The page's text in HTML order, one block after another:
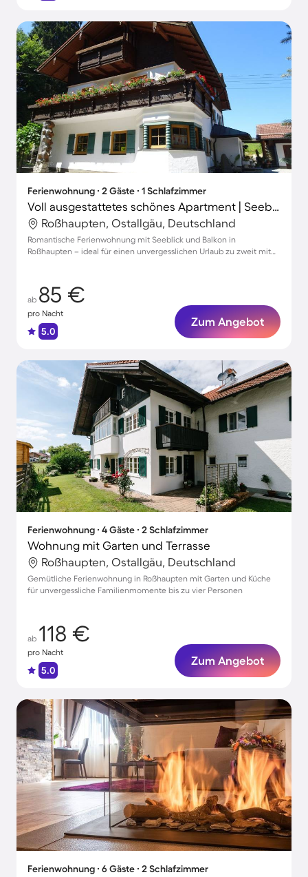
Ferienwohnung ∙ 2 Gäste ∙ 1 Schlafzimmer
Voll ausgestattetes schönes Apartment | Seeblick | Haustiere sind willkommen
Roßhaupten, Ostallgäu, Deutschland
Romantische Ferienwohnung mit Seeblick und Balkon in
Roßhaupten – ideal für einen unvergesslichen Urlaub zu zweit mit
ab 85 €
pro Nacht
5.0
Zum Angebot
Ferienwohnung ∙ 4 Gäste ∙ 2 Schlafzimmer
Wohnung mit Garten und Terrasse
Roßhaupten, Ostallgäu, Deutschland
Gemütliche Ferienwohnung in Roßhaupten mit Garten und Küche
für unvergessliche Familienmomente bis zu vier Personen
ab 118 €
pro Nacht
5.0
Zum Angebot
Ferienwohnung ∙ 6 Gäste ∙ 2 Schlafzimmer